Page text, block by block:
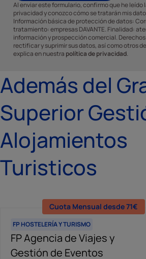
Al enviar este formulario, confirmo que he leído
privacidad y conozco cómo se tratarán mis
Información básica de protección de datos:
tratamiento: empresas DAVANTE. Finalidad:
información y prospección comercial.
rectificar y suprimir sus datos, así como otros
explica en nuestra política de privacidad.
Además del
Superior
Alojamientos
Turisticos
Cuota Mensual desde 71€
FP HOSTELERÍA Y TURISMO
FP Agencia de Viajes y
Gestión de Eventos